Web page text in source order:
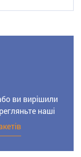
ви вирішили
наші